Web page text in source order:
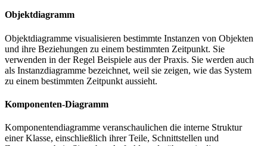
Objektdiagramm
Objektdiagramme visualisieren bestimmte Instanzen von Objekten
und ihre Beziehungen zu einem bestimmten Zeitpunkt. Sie
verwenden in der Regel Beispiele aus der Praxis. Sie werden auch
als Instanzdiagramme bezeichnet, weil sie zeigen, wie das System
zu einem bestimmten Zeitpunkt aussieht.
Komponenten-Diagramm
Komponentendiagramme veranschaulichen die interne Struktur
einer Klasse, einschließlich ihrer Teile, Schnittstellen und